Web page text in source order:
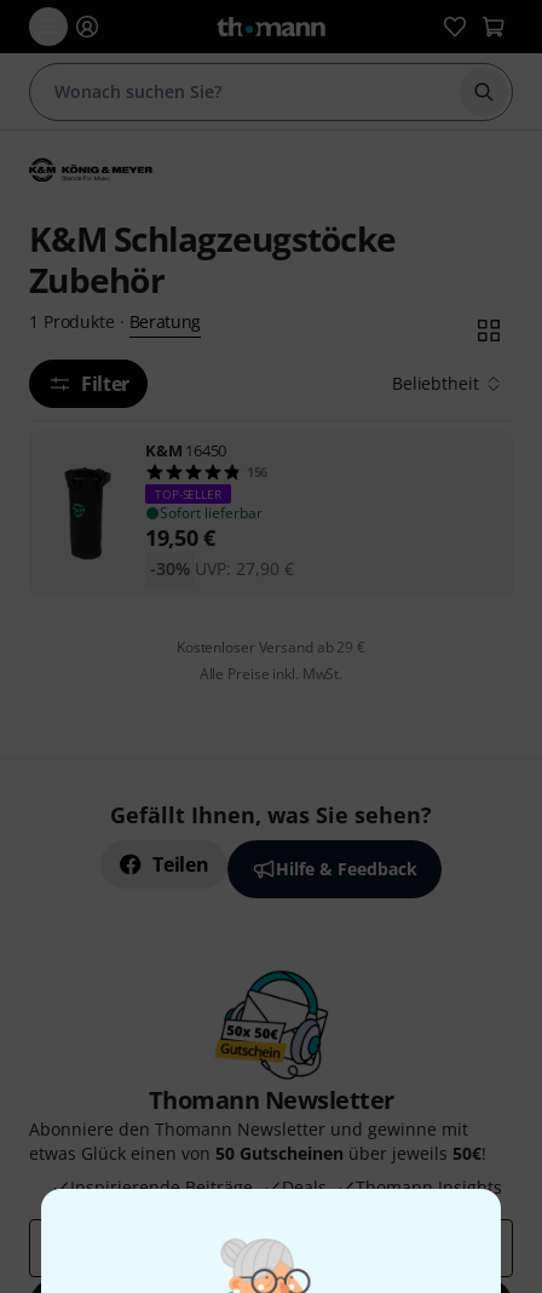
Suche
K&M Schlagzeugstöcke
Zubehör
1 Produkte · Beratung
Filter Beliebtheit
K&M 16450
156
TOP-SELLER
Sofort lieferbar
19,50€
UVP: 27,90 €
-30%
Kostenloser Versand ab 29 €
Alle Preise inkl. MwSt.
Gefällt Ihnen, was Sie sehen?
Teilen Hilfe & Feedback
Thomann Newsletter
Abonniere den Thomann Newsletter und gewinne mit
etwas Glück einen von 50 Gutscheinen über jeweils 50€!
Inspirierende Beiträge
Deals Thomann Insights